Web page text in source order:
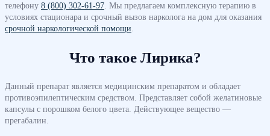
телефону 8 (800) 302-61-97 . Мы предлагаем комплексную терапию в
условиях стационара и срочный вызов нарколога на дом для оказания
срочной наркологической помощи
Что такое Лирика?
Данный препарат является медицинским препаратом и обладает
противоэпилептическим средством. Представляет собой желатиновые
капсулы с порошком белого цвета. Действующее вещество —
прегабалин.